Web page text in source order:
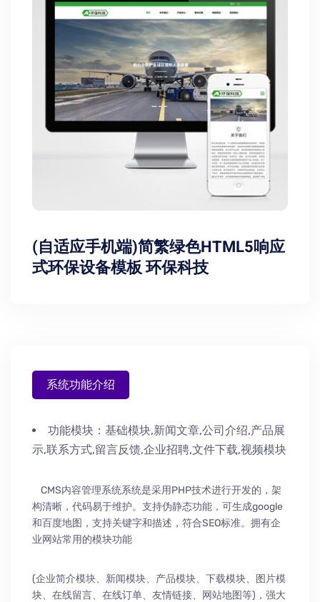
(自适应手机端)简繁绿色HTML5响应
式环保设备模板 环保科技
系统功能介绍
功能模块： 基础模块,新闻文章,公司介绍,产品展
示,联系方式,留言反馈,企业招聘,文件下载,视频模块
CMS内容管理系统系统是采用PHP技术进行开发的，架
构清晰，代码易于维护。支持伪静态功能，可生成google
和百度地图，支持关键字和描述，符合SEO标准。拥有企
业网站常用的模块功能
(企业简介模块、新闻模块、产品模块、下载模块、图片模
块、在线留言、在线订单、友情链接、网站地图等)，强大